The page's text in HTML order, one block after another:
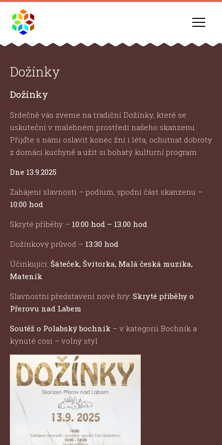
Dožínky
Dožínky
Srdečně vás zveme na tradiční Dožínky, které se
uskuteční v malebném prostředí našeho skanzenu.
Přijďte s námi oslavit konec žní i léta, ochutnat dobroty
z domácí kuchyně a užít si bohatý kulturní program
Dne 13.9.2025
Zahájení slavnosti – podium, spodní část skanzenu –
10:00 hod
Skryté příběhy – 10:00 hod – 13.00 hod
Dožínkový průvod – 13:30 hod
Účinkující: Šáteček, Švitorka, Malá česká muzika,
Mateník
Slavnostní představení nové hry: Skryté příběhy o
Přerovu nad Labem
Soutěž o Polabský bochník – v kategorii Bochník a
kynuté cosi – volný styl